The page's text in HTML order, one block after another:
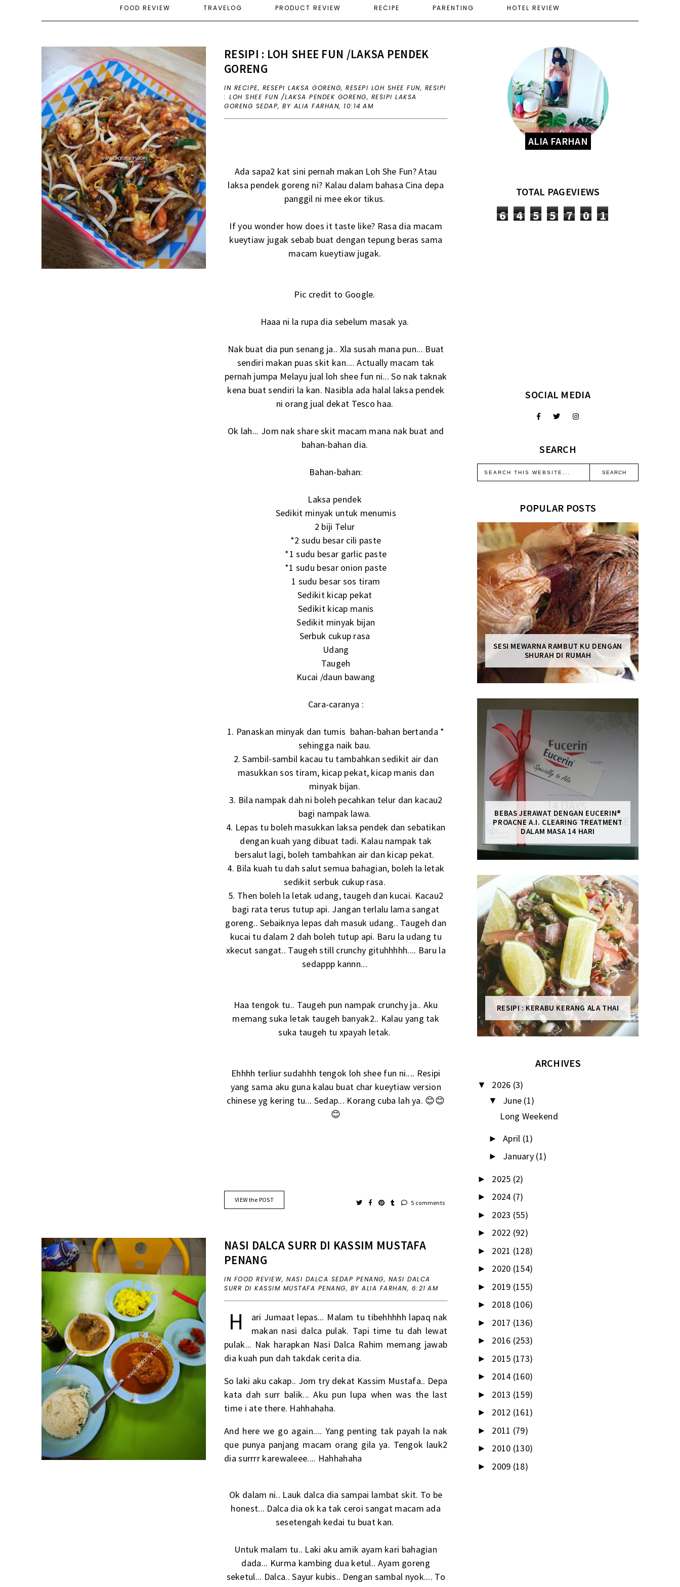
FOOD REVIEW TRAVELOG PRODUCT REVIEW RECIPE PARENTING HOTEL REVIEW
RESIPI : LOH SHEE FUN /LAKSA PENDEK
GORENG
IN RECIPE, RESEPI LAKSA GORENG,RESEPI LOH SHEE FUN, RESIPI
: LOH SHEE FUN /LAKSA PENDEK GORENG, RESIPI LAKSA
GORENG SEDAP,BY ALIA FARHAN, 10:14 AM
Ada sapa2 kat sini pernah makan Loh She Fun? Atau
laksa pendek goreng ni? Kalau dalam bahasa Cina depa
panggil ni mee ekor tikus.
If you wonder how does it taste like? Rasa dia macam
kueytiaw jugak sebab buat dengan tepung beras sama
macam kueytiaw jugak.
Pic credit to Google.
Haaa ni la rupa dia sebelum masak ya.
Nak buat dia pun senang ja.. Xla susah mana pun... Buat
sendiri makan puas skit kan.... Actually macam tak
pernah jumpa Melayu jual loh shee fun ni... So nak taknak
kena buat sendiri la kan. Nasibla ada halal laksa pendek
ni orang jual dekat Tesco haa.
Ok lah... Jom nak share skit macam mana nak buat and
bahan-bahan dia.
Bahan-bahan:
Laksa pendek
Sedikit minyak untuk menumis
2 biji Telur
*2 sudu besar cili paste
*1 sudu besar garlic paste
*1 sudu besar onion paste
1 sudu besar sos tiram
Sedikit kicap pekat
Sedikit kicap manis
Sedikit minyak bijan
Serbuk cukup rasa
Udang
Taugeh
Kucai /daun bawang
Cara-caranya :
1. Panaskan minyak dan tumis bahan-bahan bertanda *
sehingga naik bau.
2. Sambil-sambil kacau tu tambahkan sedikit air dan
masukkan sos tiram, kicap pekat, kicap manis dan
minyak bijan.
3. Bila nampak dah ni boleh pecahkan telur dan kacau2
bagi nampak lawa.
4. Lepas tu boleh masukkan laksa pendek dan sebatikan
dengan kuah yang dibuat tadi. Kalau nampak tak
bersalut lagi, boleh tambahkan air dan kicap pekat.
4. Bila kuah tu dah salut semua bahagian, boleh la letak
sedikit serbuk cukup rasa.
5. Then boleh la letak udang, taugeh dan kucai. Kacau2
bagi rata terus tutup api. Jangan terlalu lama sangat
goreng.. Sebaiknya lepas dah masuk udang.. Taugeh dan
kucai tu dalam 2 dah boleh tutup api. Baru la udang tu
xkecut sangat.. Taugeh still crunchy gituhhhhh.... Baru la
sedappp kannn...
Haa tengok tu.. Taugeh pun nampak crunchy ja.. Aku
memang suka letak taugeh banyak2.. Kalau yang tak
suka taugeh tu xpayah letak.
Ehhhh terliur sudahhh tengok loh shee fun ni.... Resipi
yang sama aku guna kalau buat char kueytiaw version
chinese yg kering tu... Sedap... Korang cuba lah ya. 😊😊
😊
VIEW the POST 5 comments
NASI DALCA SURR DI KASSIM MUSTAFA
PENANG
IN FOOD REVIEW,NASI DALCA SEDAP PENANG, NASI DALCA
SURR DI KASSIM MUSTAFA PENANG, BY ALIA FARHAN, 6:21 AM
H
ari Jumaat lepas... Malam tu tibehhhhh lapaq nak
makan nasi dalca pulak. Tapi time tu dah lewat
pulak... Nak harapkan Nasi Dalca Rahim memang jawab
dia kuah pun dah takdak cerita dia.
So laki aku cakap.. Jom try dekat Kassim Mustafa.. Depa
kata dah surr balik... Aku pun lupa when was the last
time i ate there. Hahhahaha.
And here we go again.... Yang penting tak payah la nak
que punya panjang macam orang gila ya. Tengok lauk2
dia surrrr karewaleee.... Hahhahaha
Ok dalam ni.. Lauk dalca dia sampai lambat skit. To be
honest... Dalca dia ok ka tak ceroi sangat macam ada
sesetengah kedai tu buat kan.
Untuk malam tu.. Laki aku amik ayam kari bahagian
dada... Kurma kambing dua ketul.. Ayam goreng
seketul... Dalca.. Sayur kubis.. Dengan sambal nyok.... To
ALIA FARHAN
TOTAL PAGEVIEWS
6 4 5 5 7 0 1
SOCIAL MEDIA
SEARCH
POPULAR POSTS
SESI MEWARNA RAMBUT KU DENGAN
SHURAH DI RUMAH
BEBAS JERAWAT DENGAN EUCERIN®
PROACNE A.I. CLEARING TREATMENT
DALAM MASA 14 HARI
RESIPI : KERABU KERANG ALA THAI
ARCHIVES
▼ 2026 (3)
▼ June (1)
Long Weekend
► April (1)
► January (1)
► 2025 (2)
► 2024 (7)
► 2023 (55)
► 2022 (92)
► 2021 (128)
► 2020 (154)
► 2019 (155)
► 2018 (106)
► 2017 (136)
► 2016 (253)
► 2015 (173)
► 2014 (160)
► 2013 (159)
► 2012 (161)
► 2011 (79)
► 2010 (130)
► 2009 (18)